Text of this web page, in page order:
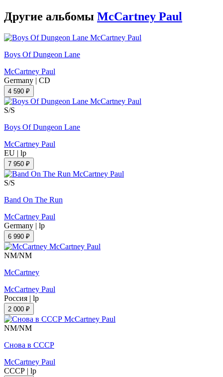
Другие альбомы McCartney Paul
Boys Of Dungeon Lane
McCartney Paul
Germany | CD
4 590 ₽
S/S
Boys Of Dungeon Lane
McCartney Paul
EU | lp
7 950 ₽
S/S
Band On The Run
McCartney Paul
Germany | lp
6 990 ₽
NM/NM
McCartney
McCartney Paul
Россия | lp
2 000 ₽
NM/NM
Снова в СССР
McCartney Paul
СССР | lp